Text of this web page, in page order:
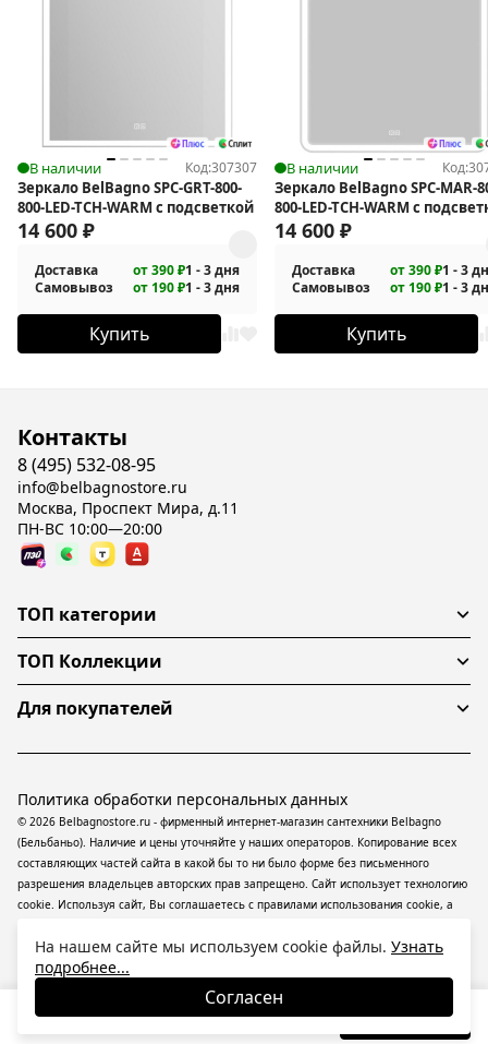
14 500₽ В корзину
В наличии Код:307307
Зеркало BelBagno SPC-GRT-800-
800-LED-TCH-WARM с подсветкой
14 600 ₽
Доставка от 390 ₽1 - 3 дня
Самовывоз
от 190 ₽1 - 3 дня
Купить
В наличии Код:
Зеркало BelBagno SPC-MAR-
800-LED-TCH-WARM с
14 600 ₽
Доставка от 390 ₽1 - 3
Самовывоз
от 190 ₽1 - 3
Купить
Контакты
8 (495) 532-08-95
info@belbagnostore.ru
Москва, Проспект Мира, д.11
ПН-ВС 10:00—20:00
ТОП категории
ТОП Коллекции
Для покупателей
© 2026 Belbagnostore.ru - фирменный интернет-магазин сантехники Belbagno
(Бельбаньо). Наличие и цены уточняйте у наших операторов. Копирование всех
составляющих частей сайта в какой бы то ни было форме без письменного
разрешения владельцев авторских прав запрещено. Сайт использует технологию
cookie. Используя сайт, Вы соглашаетесь с правилами использования cookie, а
ресурсе применяютсярекомендательные технологии(информационные
технологии предоставления информации на основе сбора, систематизации и
анализа сведений, относящихся к предпочтениям пользователей сети
«Интернет», находящихся на территории Российской Федерации).
Политика обработки персональных данных
На нашем сайте мы используем cookie файлы. Узнать
подробнее...
Согласен